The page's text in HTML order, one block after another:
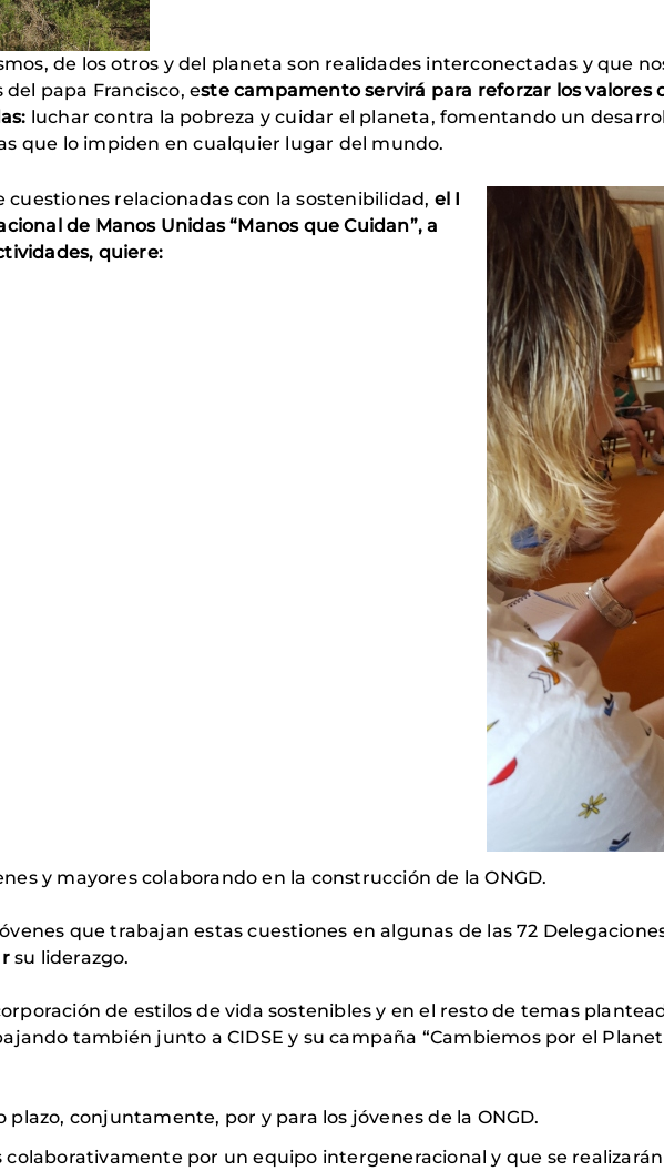
de los otros y del planeta son realidades interconectadas y que
papa Francisco, este campamento servirá para reforzar los valores
luchar contra la pobreza y cuidar el planeta, fomentando un
que lo impiden en cualquier lugar del mundo.
relacionadas con la sostenibilidad, el I
de Manos Unidas “Manos que Cuidan”, a
quiere:
y mayores colaborando en la construcción de la ONGD.
que trabajan estas cuestiones en algunas de las 72
su liderazgo.
de estilos de vida sostenibles y en el resto de temas
también junto a CIDSE y su campaña “Cambiemos por el
plazo, conjuntamente, por y para los jóvenes de la ONGD.
colaborativamente por un equipo intergeneracional y que se